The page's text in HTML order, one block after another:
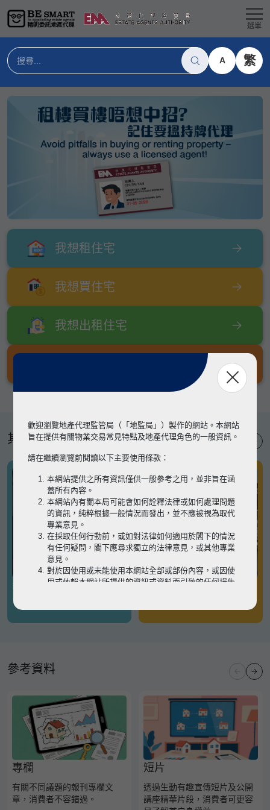
選單
A 繁
我想租住宅
我想買住宅
我想出租住宅
其他專題
有關凶宅
參考資料
專欄
有關不同議題的報刊專欄文
章，消費者不容錯過。
短片
透過生動有趣宣傳短片及公開
講座精華片段，消費者可更容
歡迎瀏覽地產代理監管局（「地監局」）製作的網站。本網站
旨在提供有關物業交易常見特點及地產代理角色的一般資訊。
請在繼續瀏覽前閱讀以下主要使用條款：
本網站提供之所有資訊僅供一般參考之用，並非旨在涵
蓋所有內容。
本網站內有關本局可能會如何詮釋法律或如何處理問題
的資訊，純粹根據一般情況而發出，並不應被視為取代
專業意見。
在採取任何行動前，或如對法律如何適用於閣下的情況
有任何疑問，閣下應尋求獨立的法律意見，或其他專業
意見。
對於因使用或未能使用本網站全部或部份內容，或因使
用或依賴本網站所提供的資訊或資料而引致的任何損失
瀏覽以細閱本網站使用條款的完整版本。如有任